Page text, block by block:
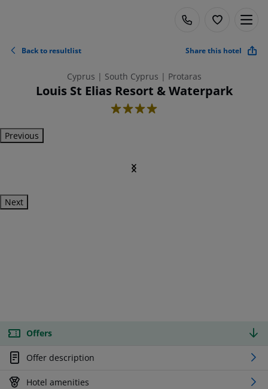
Back to resultlist Share this hotel
Cyprus | South Cyprus | Protaras
Louis St Elias Resort & Waterpark
4
Previous
Next
Offers
Offer description
Hotel amenities